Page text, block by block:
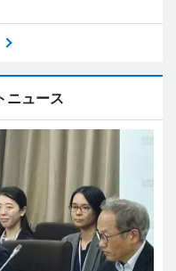
ニュース